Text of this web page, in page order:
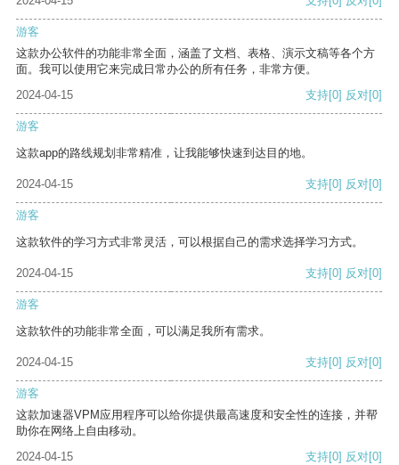
游客
这款办公软件的功能非常全面，涵盖了文档、表格、演示文稿等各个方
面。我可以使用它来完成日常办公的所有任务，非常方便。
2024-04-15
支持[0] 反对[0]
游客
这款app的路线规划非常精准，让我能够快速到达目的地。
2024-04-15 支持[0] 反对[0]
游客
这款软件的学习方式非常灵活，可以根据自己的需求选择学习方式。
2024-04-15 支持[0] 反对[0]
游客
这款软件的功能非常全面，可以满足我所有需求。
2024-04-15 支持[0] 反对[0]
游客
这款加速器VPM应用程序可以给你提供最高速度和安全性的连接，并帮
助你在网络上自由移动。
2024-04-15
支持[0] 反对[0]